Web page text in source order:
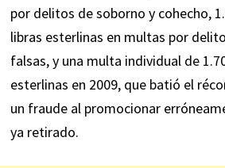
por delitos de soborno y cohecho,
libras esterlinas en multas por
falsas, y una multa individual de
esterlinas en 2009, que batió el
un fraude al promocionar
ya retirado.